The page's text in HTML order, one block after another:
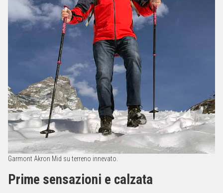
Garmont Akron Mid su terreno innevato.
Prime sensazioni e calzata